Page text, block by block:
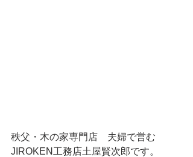
秩父・木の家専門店　夫婦で営む
JIROKEN工務店土屋賢次郎です。